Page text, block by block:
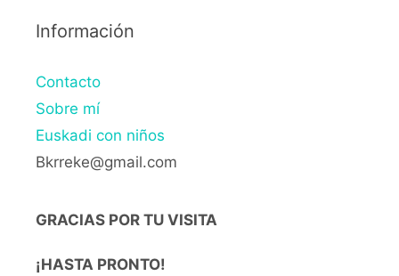
Información
Contacto
Sobre mí
Euskadi con niños
Bkrreke@gmail.com
GRACIAS POR TU VISITA
¡HASTA PRONTO!